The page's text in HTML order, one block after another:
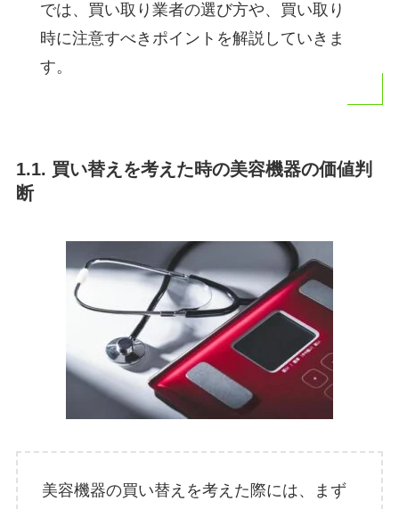
では、買い取り業者の選び方や、買い取り
時に注意すべきポイントを解説していきま
す。
1.1. 買い替えを考えた時の美容機器の価値判
断
美容機器の買い替えを考えた際には、まず